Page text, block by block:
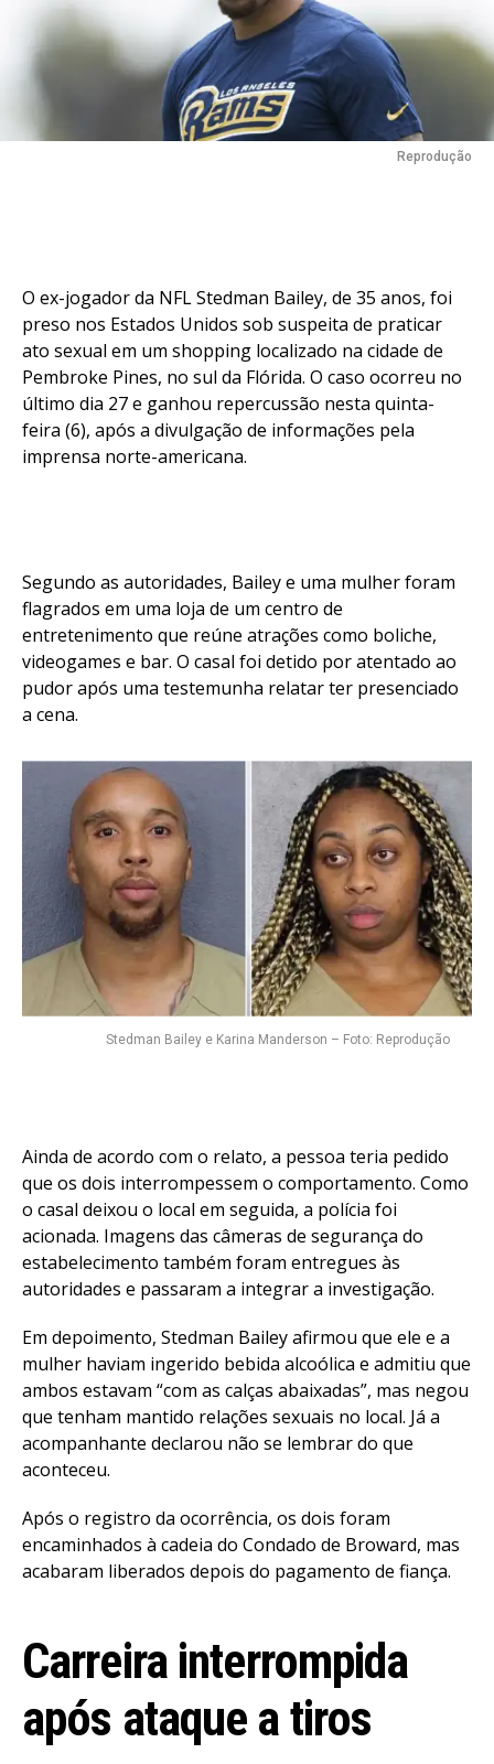
Reprodução
O ex-jogador da NFL Stedman Bailey, de 35 anos, foi
preso nos Estados Unidos sob suspeita de praticar
ato sexual em um shopping localizado na cidade de
Pembroke Pines, no sul da Flórida. O caso ocorreu no
último dia 27 e ganhou repercussão nesta quinta-
feira (6), após a divulgação de informações pela
imprensa norte-americana.
Segundo as autoridades, Bailey e uma mulher foram
flagrados em uma loja de um centro de
entretenimento que reúne atrações como boliche,
videogames e bar. O casal foi detido por atentado ao
pudor após uma testemunha relatar ter presenciado
a cena.
Stedman Bailey e Karina Manderson – Foto: Reprodução
Ainda de acordo com o relato, a pessoa teria pedido
que os dois interrompessem o comportamento. Como
o casal deixou o local em seguida, a polícia foi
acionada. Imagens das câmeras de segurança do
estabelecimento também foram entregues às
autoridades e passaram a integrar a investigação.
Em depoimento, Stedman Bailey afirmou que ele e a
mulher haviam ingerido bebida alcoólica e admitiu que
ambos estavam “com as calças abaixadas”, mas negou
que tenham mantido relações sexuais no local. Já a
acompanhante declarou não se lembrar do que
aconteceu.
Após o registro da ocorrência, os dois foram
encaminhados à cadeia do Condado de Broward, mas
acabaram liberados depois do pagamento de fiança.
Carreira interrompida
após ataque a tiros